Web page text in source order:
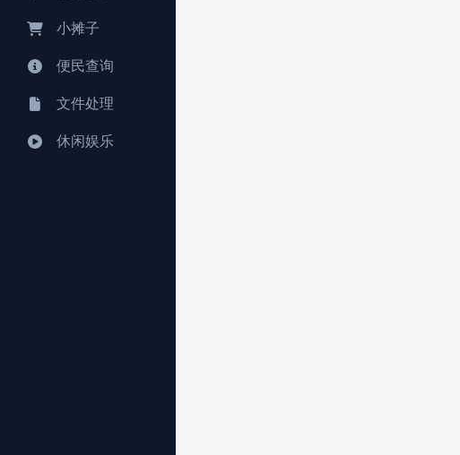
小摊子
便民查询
文件处理
休闲娱乐